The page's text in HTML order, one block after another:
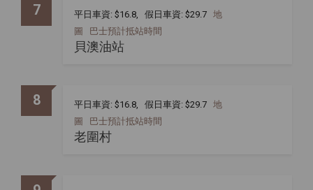
7 平日車資: $16.8, 假日車資: $29.7 地
圖
巴士預計抵站時間
貝澳油站
8 平日車資: $16.8, 假日車資: $29.7 地
圖
巴士預計抵站時間
老圍村